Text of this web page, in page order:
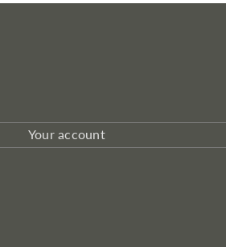
Your account